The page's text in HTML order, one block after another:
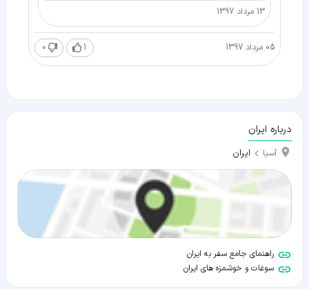
13 مرداد 1397
05 مرداد 1397 1
0
درباره ایران
آسیا ایران
راهنمای جامع سفر به ایران
سوغات و خوشمزه های ایران